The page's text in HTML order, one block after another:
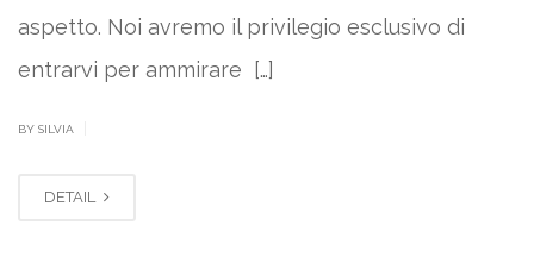
aspetto. Noi avremo il privilegio esclusivo di
entrarvi per ammirare […]
BY SILVIA
DETAIL